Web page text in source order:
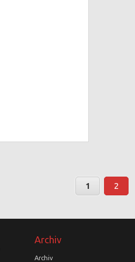
1 2
Archiv
Archiv